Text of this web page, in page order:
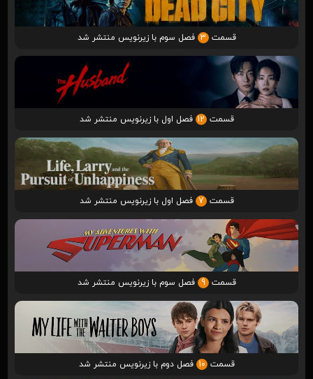
قسمت 3 فصل سوم با زیرنویس منتشر شد
قسمت 12 فصل اول با زیرنویس منتشر شد
قسمت 7 فصل اول با زیرنویس منتشر شد
قسمت 9 فصل سوم با زیرنویس منتشر شد
قسمت 10 فصل دوم با زیرنویس منتشر شد